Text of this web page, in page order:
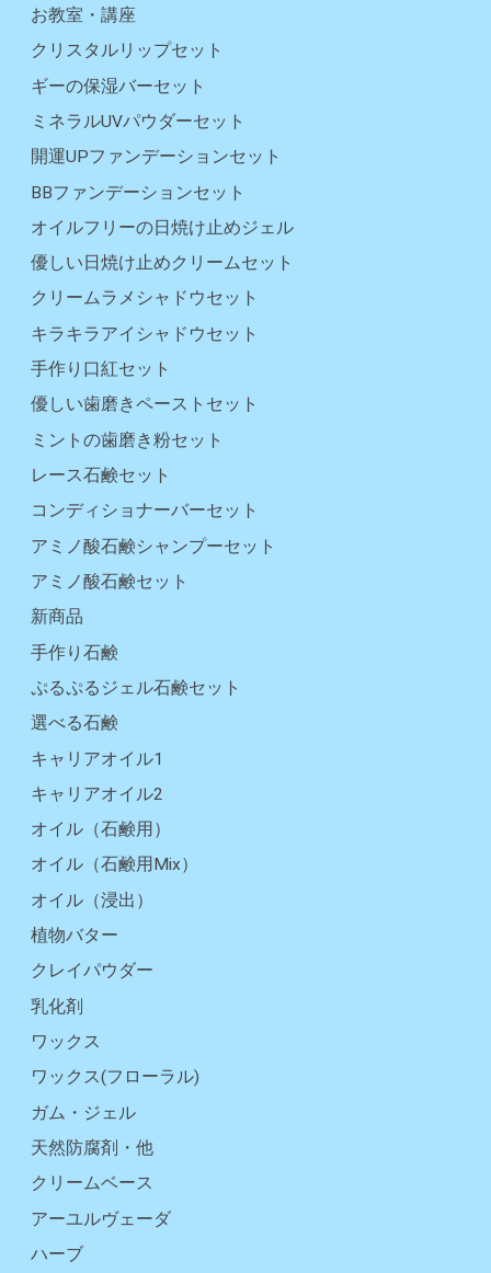
お教室・講座
クリスタルリップセット
ギーの保湿バーセット
ミネラルUVパウダーセット
開運UPファンデーションセット
BBファンデーションセット
オイルフリーの日焼け止めジェル
優しい日焼け止めクリームセット
クリームラメシャドウセット
キラキラアイシャドウセット
手作り口紅セット
優しい歯磨きペーストセット
ミントの歯磨き粉セット
レース石鹸セット
コンディショナーバーセット
アミノ酸石鹸シャンプーセット
アミノ酸石鹸セット
新商品
手作り石鹸
ぷるぷるジェル石鹸セット
選べる石鹸
キャリアオイル1
キャリアオイル2
オイル（石鹸用）
オイル（石鹸用Mix）
オイル（浸出）
植物バター
クレイパウダー
乳化剤
ワックス
ワックス(フローラル)
ガム・ジェル
天然防腐剤・他
クリームベース
アーユルヴェーダ
ハーブ